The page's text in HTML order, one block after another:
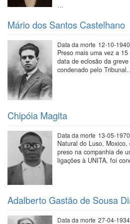
…
Mário dos Santos Castelhano
Data da morte 12-10-1940
Preso mais uma vez a
data de eclosão da
condenado pelo
Chipóia Magita
Data da morte 13-05-1970
Natural do Luso,
preso na companhia de
ligações à UNITA, foi
Adalberto Gastão de Sousa
Data da morte 27-04-1934